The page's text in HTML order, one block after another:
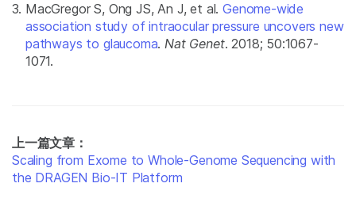
MacGregor S, Ong JS, An J, et al.Genome-wide
association study of intraocular pressure uncovers new
pathways to glaucoma.Nat Genet. 2018; 50:1067-
1071.
上一篇文章：
Scaling from Exome to Whole-Genome Sequencing with
the DRAGEN Bio-IT Platform